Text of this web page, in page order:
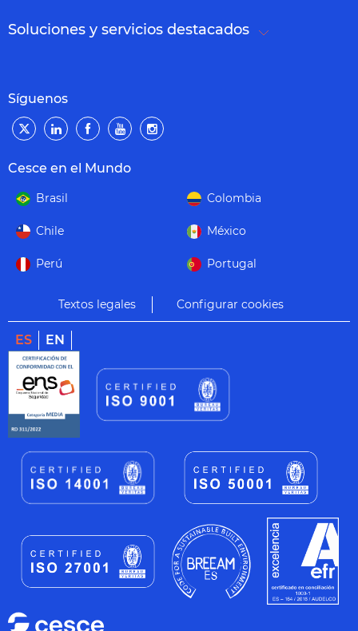
Soluciones y servicios destacados
Síguenos
Cesce en el Mundo
Brasil Colombia
Chile México
Perú Portugal
Textos legales Configurar cookies
ES EN